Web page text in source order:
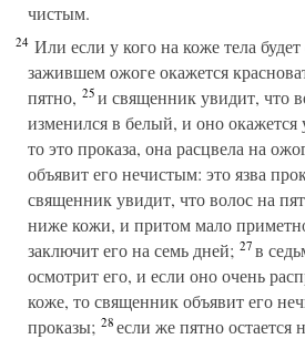
чистым.
24 Или если у кого на коже тела
зажившем ожоге окажется
пятно, 25и священник увидит, что
изменился в белый, и оно
то это проказа, она расцвела на
объявит его нечистым: это язва
священник увидит, что волос на
ниже кожи, и притом мало
заключит его на семь дней; 27в
осмотрит его, и если оно очень
коже, то священник объявит его
проказы; 28если же пятно остается